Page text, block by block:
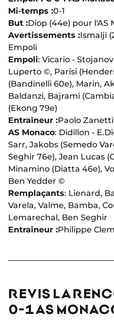
Mi-temps :0-1
But :Diop (44e) pour l'AS
Avertissements :Ismalji
Empoli
Empoli: Vicario -
Luperto ©, Parisi
(Bandinelli 60e), Marin,
Baldanzi, Bajrami
(Ekong 79e)
Entraîneur :Paolo Zanetti
AS Monaco: Didillon -
Sarr, Jakobs (Semedo
Seghir 76e), Jean Lucas
Minamino (Diatta 46e),
Ben Yedder ©
Remplaçants: Lienard,
Varela, Valme, Bamba,
Lemarechal, Ben Seghir
Entraîneur :Philippe
REVIS LA
0-1 AS